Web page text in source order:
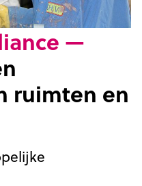
—
ruimten en